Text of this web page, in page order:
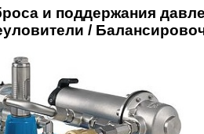
и поддержания
/